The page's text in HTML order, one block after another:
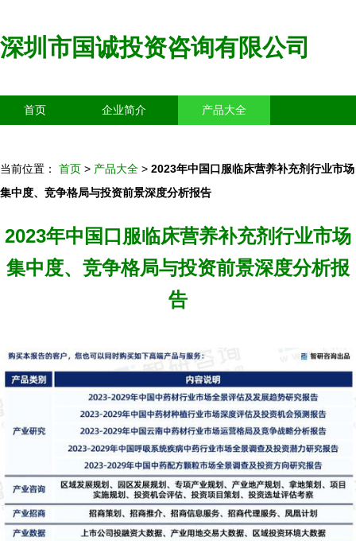
深圳市国诚投资咨询有限公司
首页 企业简介 产品大全
当前位置： 首页 > 产品大全 > 2023年中国口服临床营养补充剂行业市场
集中度、竞争格局与投资前景深度分析报告
2023年中国口服临床营养补充剂行业市场
集中度、竞争格局与投资前景深度分析报
告